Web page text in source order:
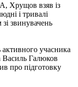
Хрущов взяв із
і тривалі
звинувачень
учасника
Василь Галюков
про підготовку